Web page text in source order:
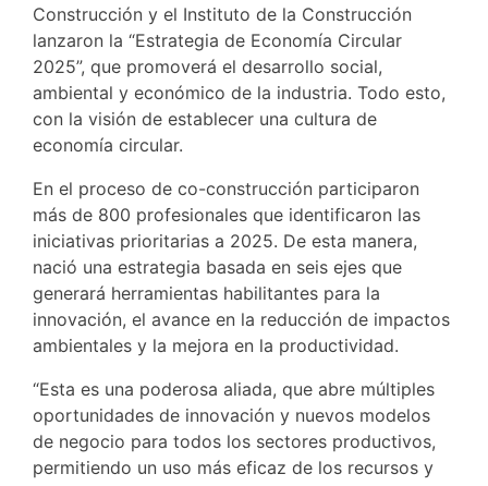
Construcción y el Instituto de la Construcción
lanzaron la “Estrategia de Economía Circular
2025”, que promoverá el desarrollo social,
ambiental y económico de la industria. Todo esto,
con la visión de establecer una cultura de
economía circular.
En el proceso de co-construcción participaron
más de 800 profesionales que identificaron las
iniciativas prioritarias a 2025. De esta manera,
nació una estrategia basada en seis ejes que
generará herramientas habilitantes para la
innovación, el avance en la reducción de impactos
ambientales y la mejora en la productividad.
“Esta es una poderosa aliada, que abre múltiples
oportunidades de innovación y nuevos modelos
de negocio para todos los sectores productivos,
permitiendo un uso más eficaz de los recursos y